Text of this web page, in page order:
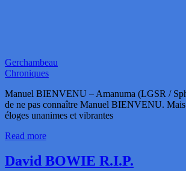
Gerchambeau
Chroniques
Manuel BIENVENU – Amanuma (LGSR /
de ne pas connaître Manuel BIENVENU. Mais
éloges unanimes et vibrantes
Read more
David BOWIE R.I.P.